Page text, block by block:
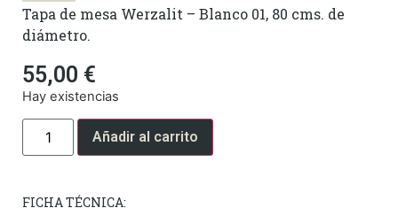
Tapa de mesa Werzalit – Blanco 01, 80 cms. de
diámetro.
55,00 €
Hay existencias
Añadir al carrito
FICHA TÉCNICA: